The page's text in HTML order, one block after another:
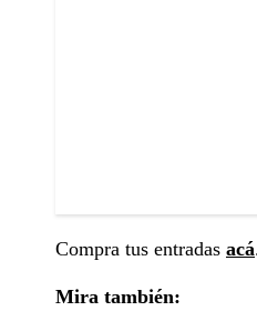
Compra tus entradas acá
Mira también: